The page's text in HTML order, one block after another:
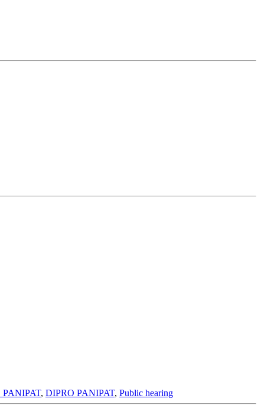
PANIPAT, DIPRO PANIPAT, Public hearing